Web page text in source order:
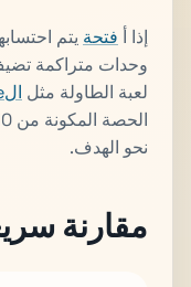
إذا أ فتحة
لعبة الطاولة مثل الroulette
نحو الهدف.
مقارنة